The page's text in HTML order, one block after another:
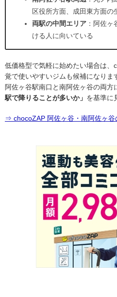
区役所方面、成田東方面の
両駅の中間エリア ：阿佐
ける人に向いている
低価格型で気軽に始めたい場合は
覚で使いやすいジムも候補になりま
阿佐ヶ谷駅南口と南阿佐ヶ谷の両方
駅で降りることが多いか」 を基準に
⇒ chocoZAP 阿佐ヶ谷・南阿佐ヶ谷